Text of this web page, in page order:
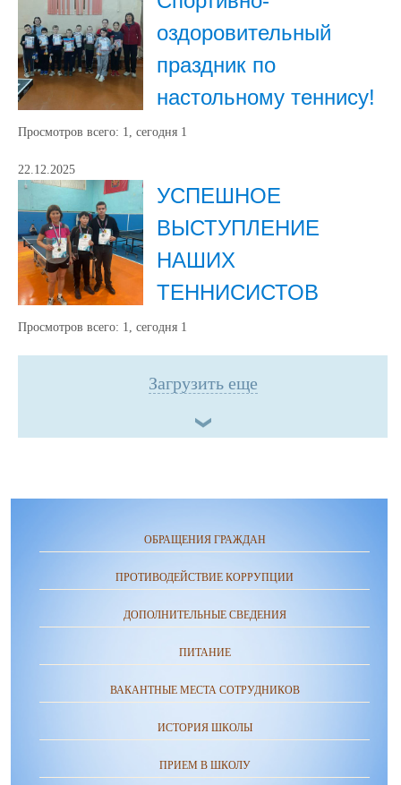
оздоровительный
праздник по
настольному теннису!
Просмотров всего: 1, сегодня 1
22.12.2025
УСПЕШНОЕ
ВЫСТУПЛЕНИЕ
НАШИХ
ТЕННИСИСТОВ
Просмотров всего: 1, сегодня 1
Загрузить еще
ОБРАЩЕНИЯ ГРАЖДАН
ПРОТИВОДЕЙСТВИЕ КОРРУПЦИИ
ДОПОЛНИТЕЛЬНЫЕ СВЕДЕНИЯ
ПИТАНИЕ
ВАКАНТНЫЕ МЕСТА СОТРУДНИКОВ
ИСТОРИЯ ШКОЛЫ
ПРИЕМ В ШКОЛУ